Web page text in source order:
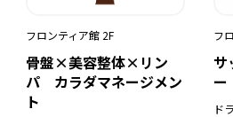
フロンティア館 2F
骨盤×美容整体×リン
パ カラダマネージメン
ト
フ
サ
ー
ド